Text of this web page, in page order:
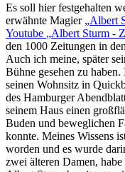
Es soll hier festgehalten
erwähnte Magier
Albert
Youtube
Albert Sturm -
den 1000 Zeitungen in
Auch ich meine, später
Bühne gesehen zu
seinen Wohnsitz in
des Hamburger
seinem Haus einen
Buden und beweglichen
konnte. Meines Wissens
worden und es wurde
zwei älteren Damen,